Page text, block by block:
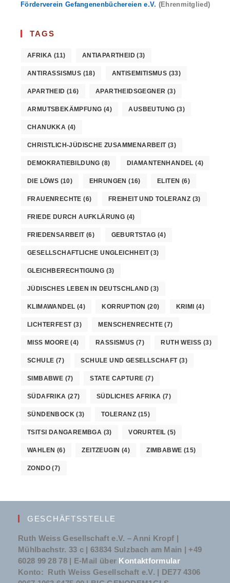
Förderverein Gefangenenbüchereien e.V. (Ehrenmitglied)
TAGS
AFRIKA (11) ANTIAPARTHEID(3)
ANTIRASSISMUS (18) ANTISEMITISMUS (33)
APARTHEID (16) APARTHEIDSGEGNER (3)
ARMUTSBEKÄMPFUNG (4) AUSBEUTUNG (3)
CHANUKKA (4)
CHRISTLICH-JÜDISCHE ZUSAMMENARBEIT(3)
DEMOKRATIEBILDUNG (8) DIAMANTENHANDEL (4)
DIE LÖWS (10) EHRUNGEN (16) ELITEN (6)
FRAUENRECHTE (6) FREIHEIT UND TOLERANZ (3)
FRIEDE DURCH AUFKLÄRUNG (4)
FRIEDENSARBEIT(6) GEBURTSTAG (4)
GESELLSCHAFTLICHE UNGLEICHHEIT(3)
GLEICHBERECHTIGUNG (3)
JÜDISCHES LEBEN IN DEUTSCHLAND (3)
KLIMAWANDEL (4) KORRUPTION (20) KRIMI (4)
LICHTERFEST(3) MENSCHENRECHTE(7)
MISS MOORE (4) RASSISMUS (7) RUTH WEISS (3)
SCHULE (7) SCHULE UND GESELLSCHAFT(3)
SIMBABWE (7) STATE CAPTURE (7)
SÜDAFRIKA (27) SÜDLICHES AFRIKA (7)
SÜNDENBOCK (3) TOLERANZ (15)
TSITSI DANGAREMBGA (3) VORURTEIL (5)
WAHLEN (6) ZEITZEUGIN (4) ZIMBABWE (15)
ZONDO (7)
GESCHÄFTSSTELLE
Ruth Weiss Gesellschaft e.V. – Anni Kropf |
Mühlbachstr. 33 c | 63834 Sulzbach am Main | +49
6028 99 28 78 | E-Mail über Kontaktformular
Konto: Ruth Weiss Gesellschaft e.V. | DE77 4306